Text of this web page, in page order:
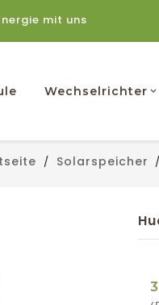
mit uns
Wechselrichter
Solarspeicher